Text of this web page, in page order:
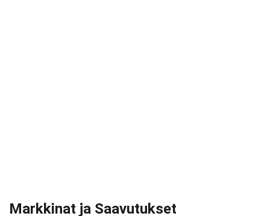
Markkinat ja Saavutukset